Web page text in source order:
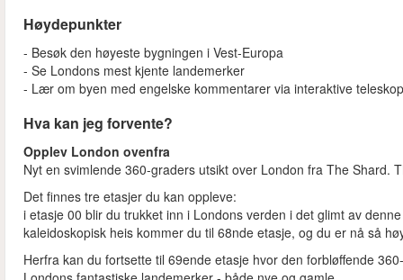
Høydepunkter
- Besøk den høyeste bygningen i Vest-Europa
- Se Londons mest kjente landemerker
- Lær om byen med engelske kommentarer via interaktive
Hva kan jeg forvente?
Opplev London ovenfra
Nyt en svimlende 360-graders utsikt over London fra The Shard.
Det finnes tre etasjer du kan oppleve:
i etasje 00 blir du trukket inn i Londons verden i det glimt av
kaleidoskopisk heis kommer du til 68nde etasje, og du er nå så
Herfra kan du fortsette til 69ende etasje hvor den forbløffende